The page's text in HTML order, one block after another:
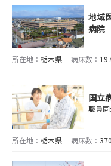
地域
病院
所在地： 栃木県 病床数：
国立
所在地： 栃木県 病床数：